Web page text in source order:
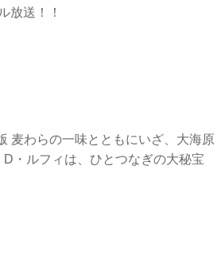
放送！！
麦わらの一味とともにいざ、大海原
・ルフィは、ひとつなぎの大秘宝